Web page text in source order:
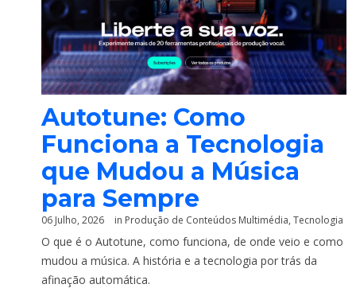
Autotune: Como
Funciona a Tecnologia
que Mudou a Música
para Sempre
06 Julho, 2026 in Produção de Conteúdos Multimédia, Tecnologia
O que é o Autotune, como funciona, de onde veio e como
mudou a música. A história e a tecnologia por trás da
afinação automática.